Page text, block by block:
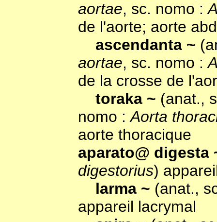
aortae, sc. nomo :
de l'aorte; aorte
ascendanta ~
aortae, sc. nomo :
de la crosse de
toraka ~ (anat.,
nomo :Aorta
aorte thoracique
aparato@ digesta
digestorius)
larma ~ (anat.,
appareil lacrymal